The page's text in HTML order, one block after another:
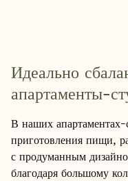
Идеально
апартаменты-
В наших апартаментах-
приготовления пищи,
с продуманным
благодаря большому